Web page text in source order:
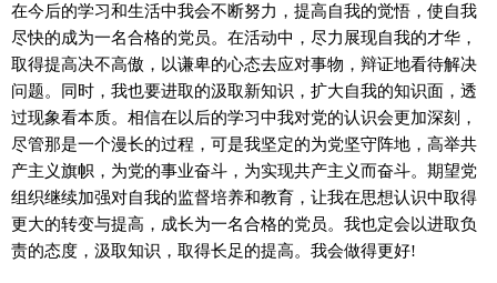
在今后的学习和生活中我会不断努力，提高自我的觉悟，使自我
尽快的成为一名合格的党员。在活动中，尽力展现自我的才华，
取得提高决不高傲，以谦卑的心态去应对事物，辩证地看待解决
问题。同时，我也要进取的汲取新知识，扩大自我的知识面，透
过现象看本质。相信在以后的学习中我对党的认识会更加深刻，
尽管那是一个漫长的过程，可是我坚定的为党坚守阵地，高举共
产主义旗帜，为党的事业奋斗，为实现共产主义而奋斗。期望党
组织继续加强对自我的监督培养和教育，让我在思想认识中取得
更大的转变与提高，成长为一名合格的党员。我也定会以进取负
责的态度，汲取知识，取得长足的提高。我会做得更好!